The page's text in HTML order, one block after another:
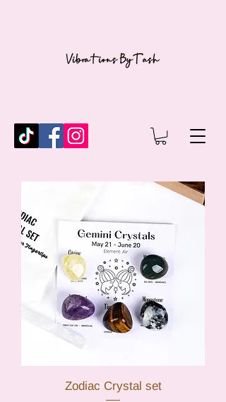
Zodiac Crystal set